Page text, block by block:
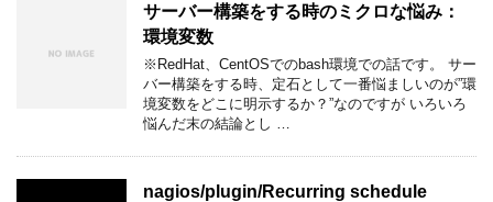
サーバー構築をする時のミクロな悩み：
環境変数
※RedHat、CentOSでのbash環境での話です。 サー
バー構築をする時、定石として一番悩ましいのが”環
境変数をどこに明示するか？”なのですが いろいろ
悩んだ末の結論とし …
nagios​/plugin​/Recurring schedule